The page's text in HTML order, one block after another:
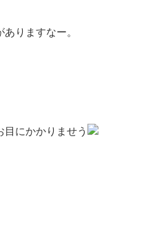
りますなー。
目にかかりませう